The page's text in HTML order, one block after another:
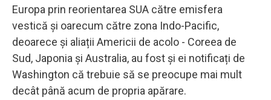
Europa prin reorientarea SUA către emisfera
vestică și oarecum către zona Indo-Pacific,
deoarece și aliații Americii de acolo - Coreea de
Sud, Japonia și Australia, au fost și ei notificați de
Washington că trebuie să se preocupe mai mult
decât până acum de propria apărare.